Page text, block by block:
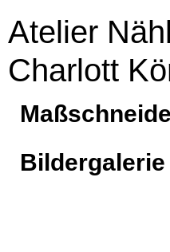
Atelier
Charlott
Bildergalerie